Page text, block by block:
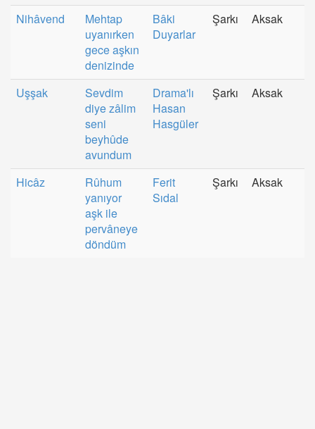
Nihâvend
Mehtap
uyanırken
gece aşkın
denizinde
Bâki
Duyarlar
Şarkı Aksak
Uşşak
Sevdim
diye zâlim
seni
beyhûde
avundum
Drama'lı
Hasan
Hasgüler
Şarkı Aksak
Hicâz
Rûhum
yanıyor
aşk ile
pervâneye
döndüm
Ferit
Sıdal
Şarkı Aksak